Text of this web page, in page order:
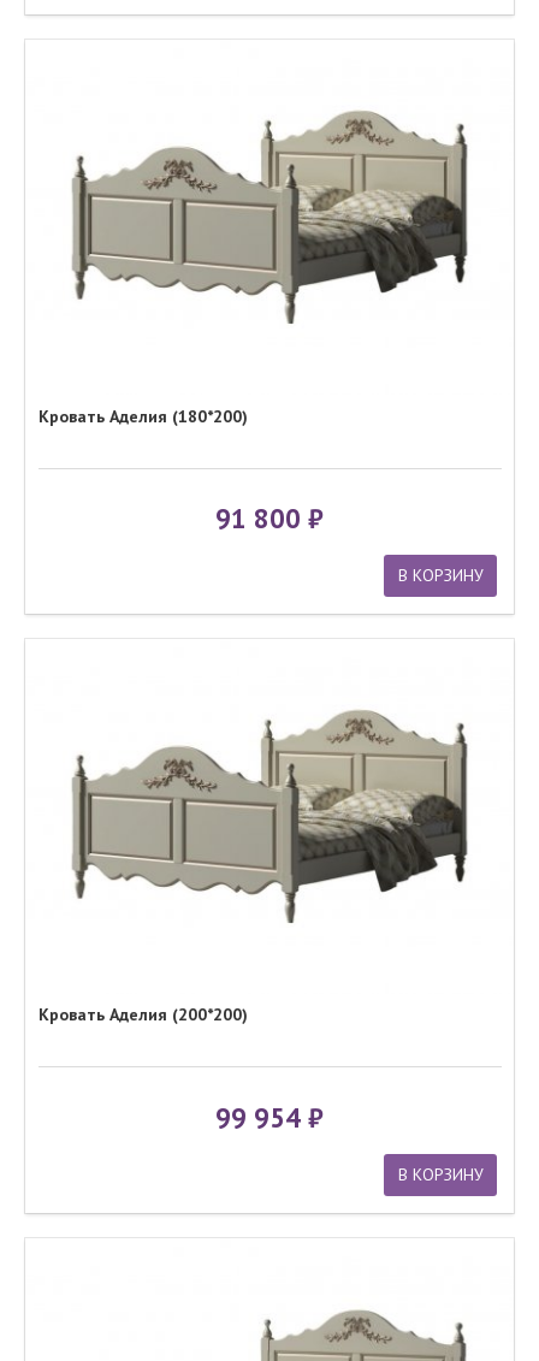
Кровать Аделия (180*200)
91 800
В КОРЗИНУ
Кровать Аделия (200*200)
99 954
В КОРЗИНУ